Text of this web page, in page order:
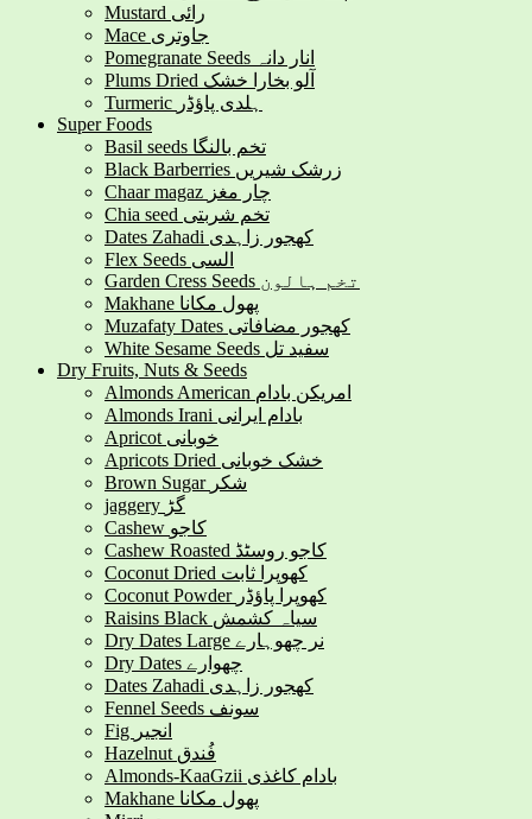
Mustard رائی
Mace جاوتری
Pomegranate Seeds انار دانہ
Plums Dried آلو بخارا خشک
Turmeric ہلدی پاؤڈر
Super Foods
Basil seeds تخم بالنگا
Black Barberries زرشک شیریں
Chaar magaz چار مغز
Chia seed تخم شربتی
Dates Zahadi کھجور زاہدی
Flex Seeds السی
Garden Cress Seeds تخم ہالون
Makhane پھول مکانا
Muzafaty Dates کھجور مضافاتی
White Sesame Seeds سفید تل
Dry Fruits, Nuts & Seeds
Almonds American امریکن بادام
Almonds Irani بادام ایرانی
Apricot خوبانی
Apricots Dried خشک خوبانی
Brown Sugar شکر
jaggery گڑ
Cashew کاجو
Cashew Roasted کاجو روسٹڈ
Coconut Dried کھوپرا ثابت
Coconut Powder کھوپرا پاؤڈر
Raisins Black سیاہ کشمش
Dry Dates Large نر چھوہارے
Dry Dates چھوارے
Dates Zahadi کھجور زاہدی
Fennel Seeds سونف
Fig انجیر
Hazelnut فُندق
Almonds-KaaGzii بادام کاغذی
Makhane پھول مکانا